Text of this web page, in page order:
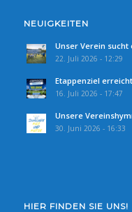
NEUIGKEITEN
Unser Verein
22. Juli 2026 - 12:29
Etappenziel
16. Juli 2026 - 17:47
Unsere
30. Juni 2026 - 16:33
HIER FINDEN SIE UNS!